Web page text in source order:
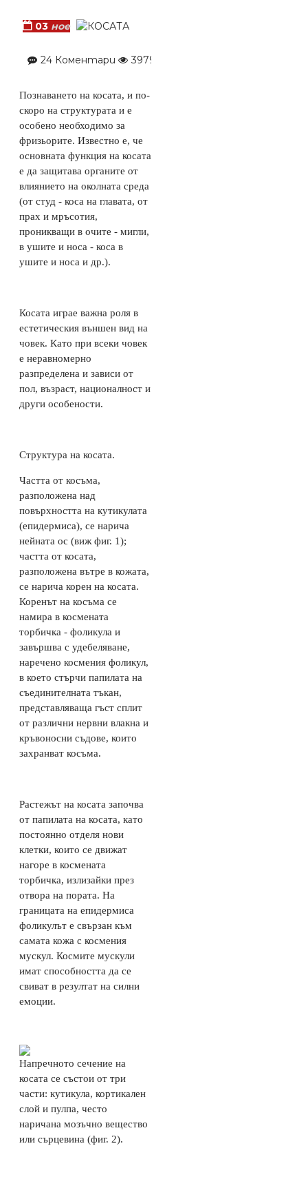
03 ное
24 Коментари 3979 Видяна
Познаването на косата, и по-
скоро на структурата и е
особено необходимо за
фризьорите. Известно е, че
основната функция на косата
е да защитава органите от
влиянието на околната среда
(от студ - коса на главата, от
прах и мръсотия,
проникващи в очите - мигли,
в ушите и носа - коса в
ушите и носа и др.).
Косата играе важна роля в
естетическия външен вид на
човек. Като при всеки човек
е неравномерно
разпределена и зависи от
пол, възраст, националност и
други особености.
Структура на косата.
Частта от косъма,
разположена над
повърхността на кутикулата
(епидермиса), се нарича
нейната ос (виж фиг. 1);
частта от косата,
разположена вътре в кожата,
се нарича корен на косата.
Коренът на косъма се
намира в космената
торбичка - фоликула и
завършва с удебеляване,
наречено космения фоликул,
в което стърчи папилата на
съединителната тъкан,
представляваща гъст сплит
от различни нервни влакна и
кръвоносни съдове, които
захранват косъма.
Растежът на косата започва
от папилата на косата, като
постоянно отделя нови
клетки, които се движат
нагоре в космената
торбичка, излизайки през
отвора на пората. На
границата на епидермиса
фоликулът е свързан към
самата кожа с космения
мускул. Космите мускули
имат способността да се
свиват в резултат на силни
емоции.
Напречното сечение на
косата се състои от три
части: кутикула, кортикален
слой и пулпа, често
наричана мозъчно вещество
или сърцевина (фиг. 2).